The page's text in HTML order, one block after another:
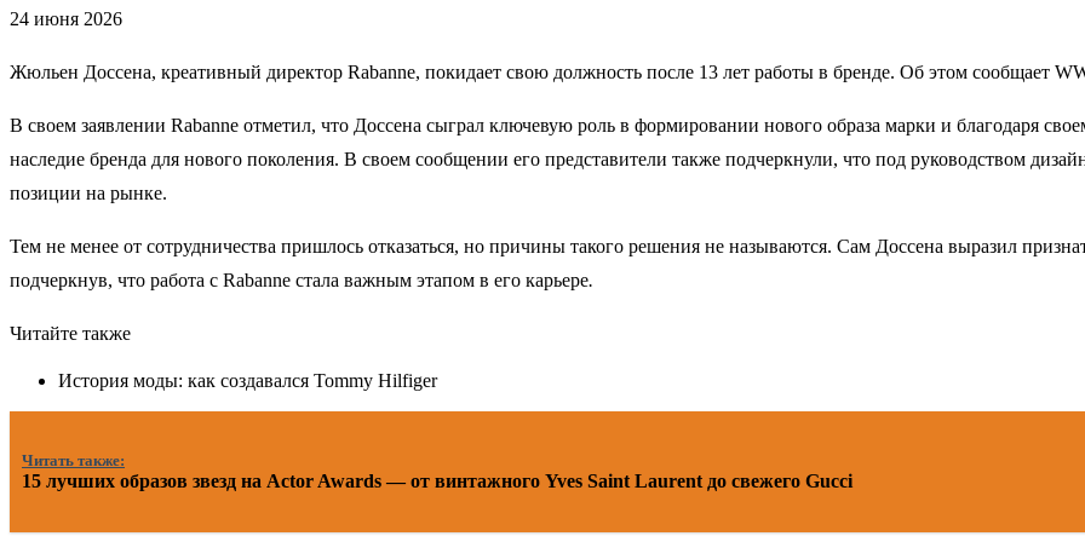
24 июня 2026
Жюльен Доссена, креативный директор Rabanne, покидает свою должность после 13 лет работы в бренде. Об этом сообщает
В своем заявлении Rabanne отметил, что Доссена сыграл ключевую роль в формировании нового образа марки и благодаря
наследие бренда для нового поколения. В своем сообщении его представители также подчеркнули, что под руководством
позиции на рынке.
Тем не менее от сотрудничества пришлось отказаться, но причины такого решения не называются. Сам Доссена выразил
подчеркнув, что работа с Rabanne стала важным этапом в его карьере.
Читайте также
История моды: как создавался Tommy Hilfiger
Читать также:
15 лучших образов звезд на Actor Awards — от винтажного Yves Saint Laurent до свежего Gucci